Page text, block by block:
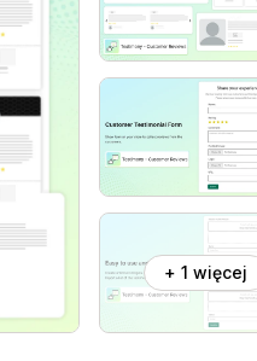
+ 1 więcej